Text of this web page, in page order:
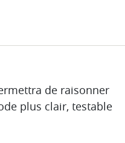
de raisonner
plus clair, testable